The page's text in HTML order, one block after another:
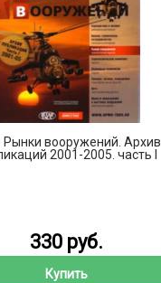
Рынки вооружений. Архив
2001-2005. часть I
330 руб.
Купить